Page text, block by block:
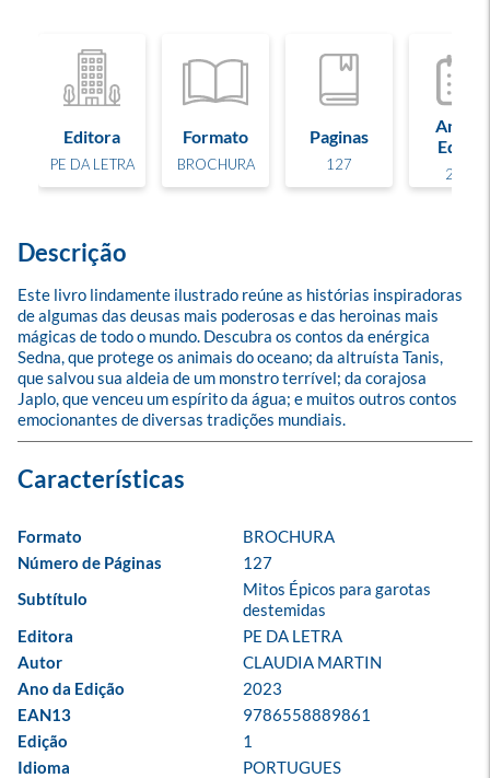
Editora
PE DA LETRA
Formato
BROCHURA
Paginas
127
Ano de
Edição
2023
Descrição
Este livro lindamente ilustrado reúne as histórias inspiradoras
de algumas das deusas mais poderosas e das heroinas mais
mágicas de todo o mundo. Descubra os contos da enérgica
Sedna, que protege os animais do oceano; da altruísta Tanis,
que salvou sua aldeia de um monstro terrível; da corajosa
Japlo, que venceu um espírito da água; e muitos outros contos
emocionantes de diversas tradições mundiais.
Formato
BROCHURA
Número de Páginas
127
Subtítulo
Mitos Épicos para garotas
destemidas
Editora
PE DA LETRA
Autor
CLAUDIA MARTIN
Ano da Edição
2023
EAN13
9786558889861
Edição
1
Idioma
PORTUGUES